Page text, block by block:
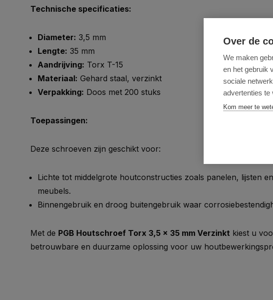
Technische specificaties:
Diameter: 3,5 mm
Lengte: 35 mm
Aandrijving: Torx T-15
Materiaal: Gehard staal, verzinkt
Verpakking: Doos met 200 stuks
Toepassingen:
Deze schroeven zijn geschikt voor:
Lichte tot middelgrote houtconstructies zoals panelen, lijsten
meubels.
Binnengebruik en droog buitengebruik waar
Met de PGB Houtschroef Torx 3,5 x 35 mm Verzinkt kiest u
betrouwbare en duurzame oplossing voor uw
Over de
We maken
en het gebruik
sociale
advertenties te
Kom meer te